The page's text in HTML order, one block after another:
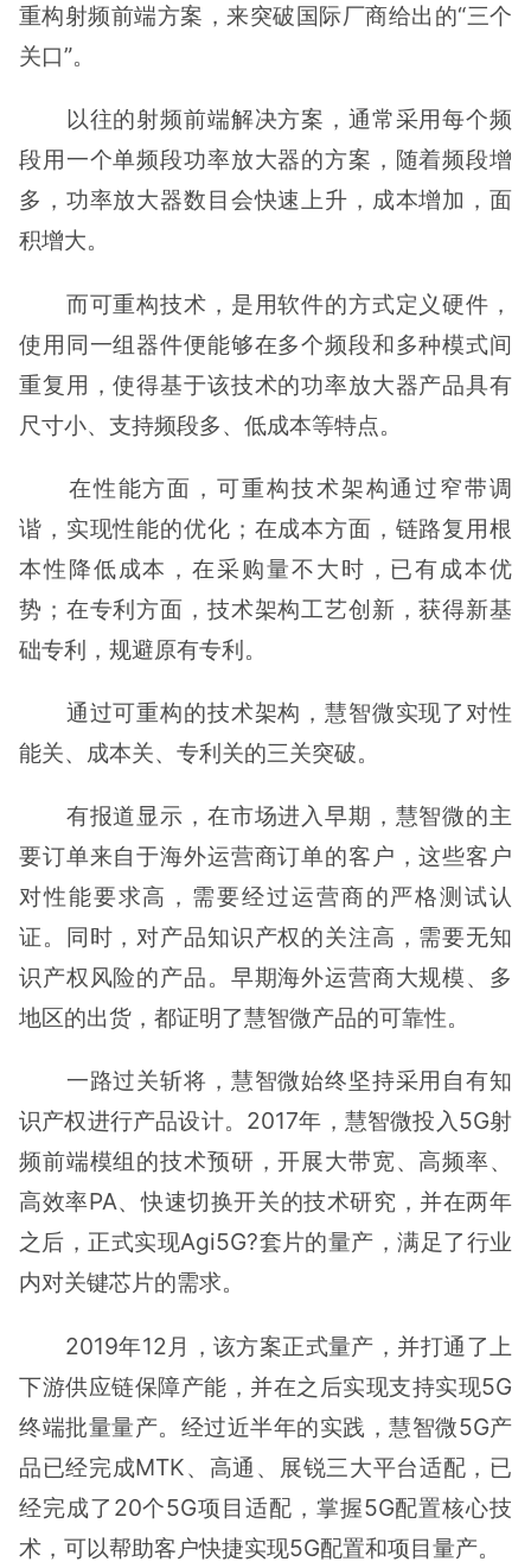
重构射频前端方案，来突破国际厂商给出的“三个
关口”。
以往的射频前端解决方案，通常采用每个频
段用一个单频段功率放大器的方案，随着频段增
多，功率放大器数目会快速上升，成本增加，面
积增大。
而可重构技术，是用软件的方式定义硬件，
使用同一组器件便能够在多个频段和多种模式间
重复用，使得基于该技术的功率放大器产品具有
尺寸小、支持频段多、低成本等特点。
在性能方面，可重构技术架构通过窄带调
谐，实现性能的优化；在成本方面，链路复用根
本性降低成本，在采购量不大时，已有成本优
势；在专利方面，技术架构工艺创新，获得新基
础专利，规避原有专利。
通过可重构的技术架构，慧智微实现了对性
能关、成本关、专利关的三关突破。
有报道显示，在市场进入早期，慧智微的主
要订单来自于海外运营商订单的客户，这些客户
对性能要求高，需要经过运营商的严格测试认
证。同时，对产品知识产权的关注高，需要无知
识产权风险的产品。早期海外运营商大规模、多
地区的出货，都证明了慧智微产品的可靠性。
一路过关斩将，慧智微始终坚持采用自有知
识产权进行产品设计。2017年，慧智微投入5G射
频前端模组的技术预研，开展大带宽、高频率、
高效率PA、快速切换开关的技术研究，并在两年
之后，正式实现Agi5G?套片的量产，满足了行业
内对关键芯片的需求。
2019年12月，该方案正式量产，并打通了上
下游供应链保障产能，并在之后实现支持实现5G
终端批量量产。经过近半年的实践，慧智微5G产
品已经完成MTK、高通、展锐三大平台适配，已
经完成了20个5G项目适配，掌握5G配置核心技
术，可以帮助客户快捷实现5G配置和项目量产。